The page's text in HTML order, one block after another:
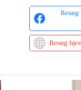
Besøg
Besøg